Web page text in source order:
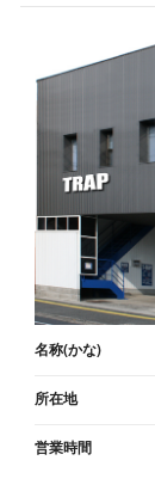
名称(かな)
所在地
営業時間